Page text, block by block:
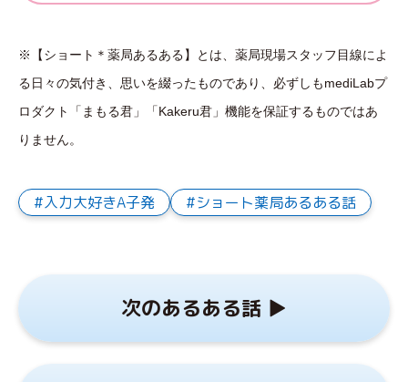
※【ショート＊薬局あるある】とは、薬局現場スタッフ目線によ
る日々の気付き、思いを綴ったものであり、必ずしもmediLabプ
ロダクト「まもる君」「Kakeru君」機能を保証するものではあ
りません。
入力大好きA子発 ショート薬局あるある話
次のあるある話 ▶︎